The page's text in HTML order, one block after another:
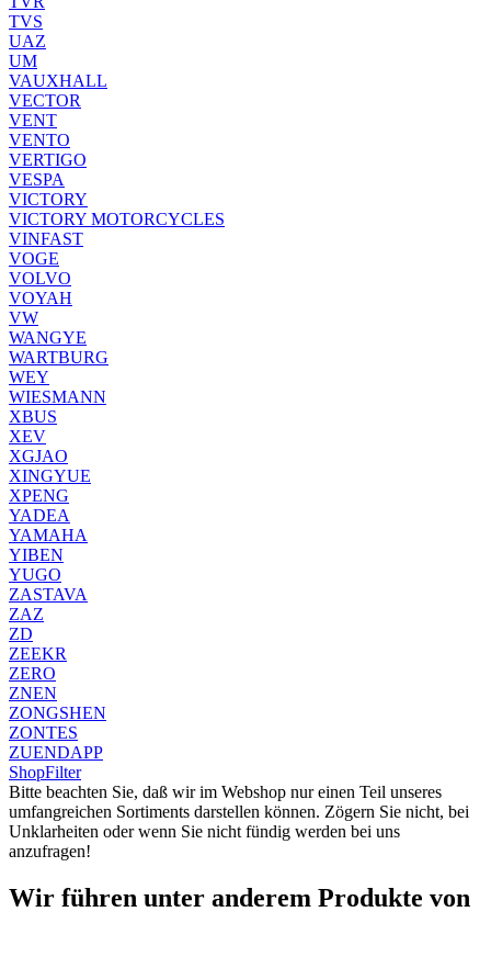
TVS
UAZ
UM
VAUXHALL
VECTOR
VENT
VENTO
VERTIGO
VESPA
VICTORY
VICTORY MOTORCYCLES
VINFAST
VOGE
VOLVO
VOYAH
VW
WANGYE
WARTBURG
WEY
WIESMANN
XBUS
XEV
XGJAO
XINGYUE
XPENG
YADEA
YAMAHA
YIBEN
YUGO
ZASTAVA
ZAZ
ZD
ZEEKR
ZERO
ZNEN
ZONGSHEN
ZONTES
ZUENDAPP
ShopFilter
Bitte beachten Sie, daß wir im Webshop nur einen Teil unseres
umfangreichen Sortiments darstellen können. Zögern Sie nicht, bei
Unklarheiten oder wenn Sie nicht fündig werden bei uns
anzufragen!
Wir führen unter anderem Produkte von